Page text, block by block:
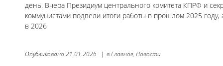
день. Вчера Президиум центрального комитета КПРФ и
коммунистами подвели итоги работы в прошлом 2025
в 2026
Опубликовано 21.01.2026 | вГлавное, Новости